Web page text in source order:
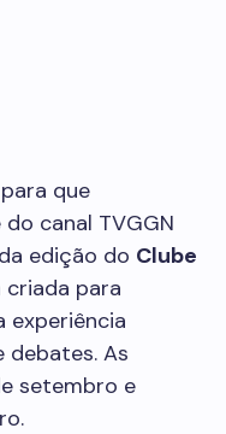
que
canal TVGGN
edição do Clube
criada para
experiência
debates. As
setembro e